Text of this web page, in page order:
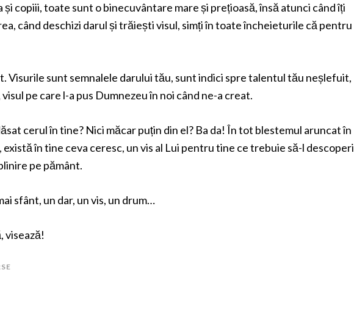
și copiii, toate sunt o binecuvântare mare și prețioasă, însă atunci când îți
când deschizi darul și trăiești visul, simți în toate încheieturile că pentru
Visurile sunt semnalele darului tău, sunt indici spre talentul tău neșlefuit,
visul pe care l-a pus Dumnezeu în noi când ne-a creat.
cerul în tine? Nici măcar puțin din el? Ba da! În tot blestemul aruncat în
în tine ceva ceresc, un vis al Lui pentru tine ce trebuie să-l descoperi
pe pământ.
sfânt, un dar, un vis, un drum…
visează!